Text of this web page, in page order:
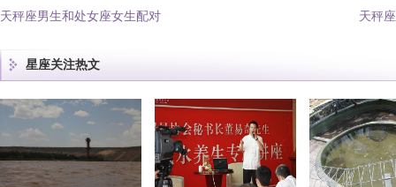
天秤座男生和处女座女生配对
天秤
星座关注热文